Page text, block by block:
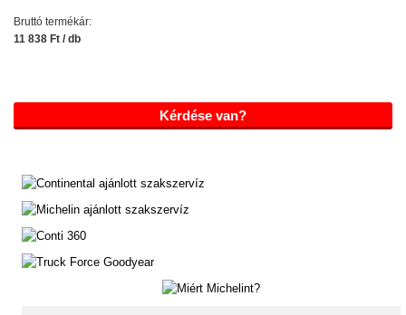
Bruttó termékár:
11 838 Ft / db
Kérdése van?